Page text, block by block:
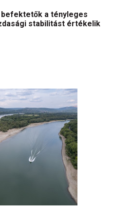
a tényleges
stabilitást értékelik